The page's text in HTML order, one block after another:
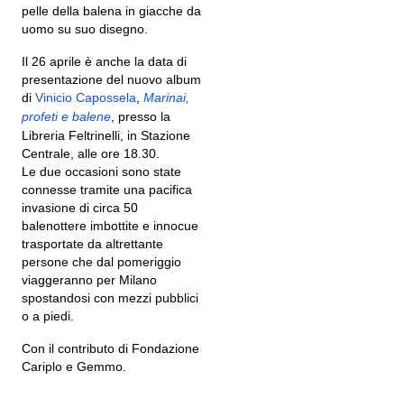
pelle della balena in giacche da
uomo su suo disegno.
Il 26 aprile è anche la data di
presentazione del nuovo album
di Vinicio Capossela Marinai,
profeti e balene , presso la
Libreria Feltrinelli, in Stazione
Centrale, alle ore 18.30.
Le due occasioni sono state
connesse tramite una pacifica
invasione di circa 50
balenottere imbottite e innocue
trasportate da altrettante
persone che dal pomeriggio
viaggeranno per Milano
spostandosi con mezzi pubblici
o a piedi.
Con il contributo di Fondazione
Cariplo e Gemmo.